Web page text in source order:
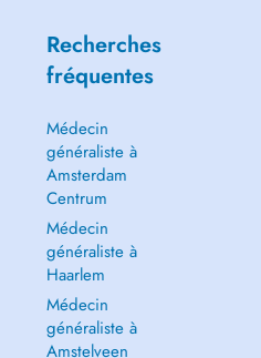
Recherches
fréquentes
Médecin
généraliste à
Amsterdam
Centrum
Médecin
généraliste à
Haarlem
Médecin
généraliste à
Amstelveen